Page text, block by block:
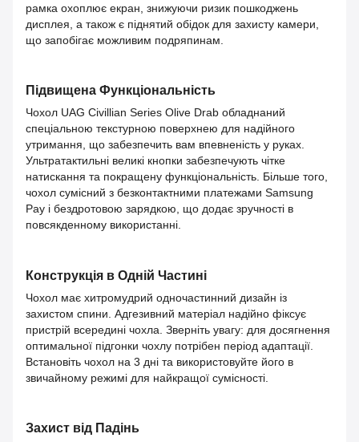
рамка охоплює екран, знижуючи ризик пошкоджень
дисплея, а також є піднятий обідок для захисту камери,
що запобігає можливим подряпинам.
Підвищена Функціональність
Чохол UAG Civillian Series Olive Drab обладнаний
спеціальною текстурною поверхнею для надійного
утримання, що забезпечить вам впевненість у руках.
Ультратактильні великі кнопки забезпечують чітке
натискання та покращену функціональність. Більше того,
чохол сумісний з безконтактними платежами Samsung
Pay і бездротовою зарядкою, що додає зручності в
повсякденному використанні.
Конструкція в Одній Частині
Чохол має хитромудрий одночастинний дизайн із
захистом спини. Адгезивний матеріал надійно фіксує
пристрій всередині чохла. Зверніть увагу: для досягнення
оптимальної підгонки чохлу потрібен період адаптації.
Встановіть чохол на 3 дні та використовуйте його в
звичайному режимі для найкращої сумісності.
Захист від Падінь